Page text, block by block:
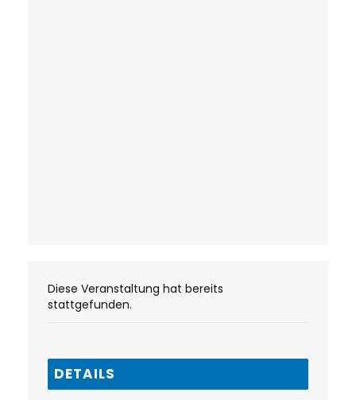
Diese Veranstaltung hat bereits
stattgefunden.
DETAILS